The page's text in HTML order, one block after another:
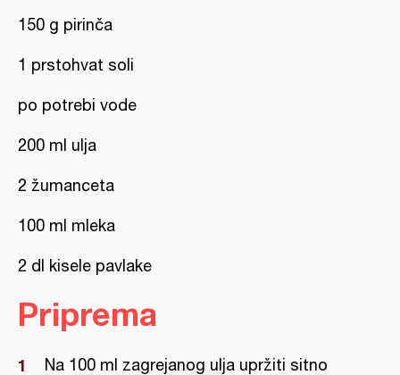
150 g pirinča
1 prstohvat soli
po potrebi vode
200 ml ulja
2 žumanceta
100 ml mleka
2 dl kisele pavlake
Priprema
Na 100 ml zagrejanog ulja upržiti sitno